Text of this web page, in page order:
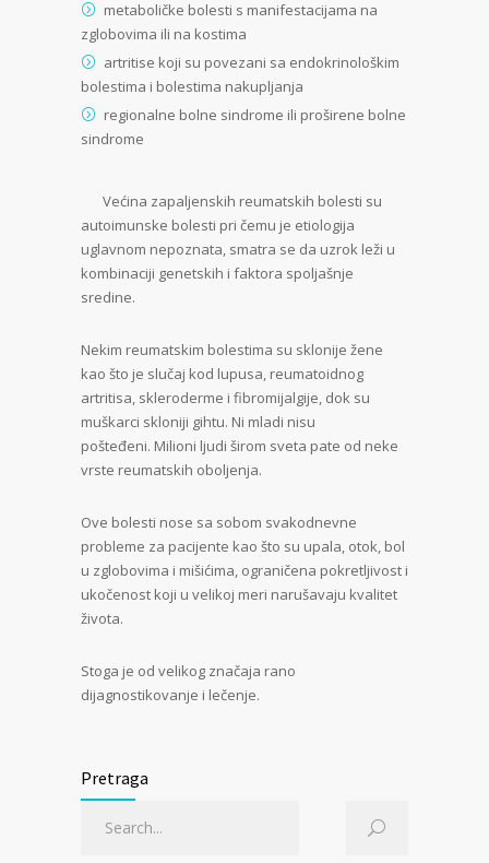
metaboličke bolesti s manifestacijama na
zglobovima ili na kostima
artritise koji su povezani sa endokrinološkim
bolestima i bolestima nakupljanja
regionalne bolne sindrome ili proširene bolne
sindrome
Većina zapaljenskih reumatskih bolesti su
autoimunske bolesti pri čemu je etiologija
uglavnom nepoznata, smatra se da uzrok leži u
kombinaciji genetskih i faktora spoljašnje
sredine.
Nekim reumatskim bolestima su sklonije žene
kao što je slučaj kod lupusa, reumatoidnog
artritisa, skleroderme i fibromijalgije, dok su
muškarci skloniji gihtu. Ni mladi nisu
pošteđeni. Milioni ljudi širom sveta pate od neke
vrste reumatskih oboljenja.
Ove bolesti nose sa sobom svakodnevne
probleme za pacijente kao što su upala, otok, bol
u zglobovima i mišićima, ograničena pokretljivost i
ukočenost koji u velikoj meri narušavaju kvalitet
života.
Stoga je od velikog značaja rano
dijagnostikovanje i lečenje.
Pretraga